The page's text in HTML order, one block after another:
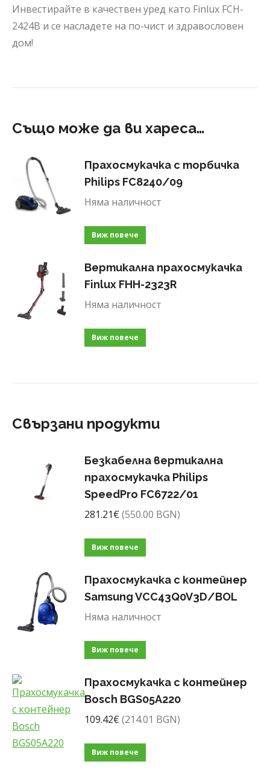
Инвестирайте в качествен уред като Finlux FCH-
2424B и се насладете на по-чист и здравословен
дом!
Също може да ви хареса…
Прахосмукачка с торбичка
Philips FC8240/09
Няма наличност
Виж повече
Вертикална прахосмукачка
Finlux FHH-2323R
Няма наличност
Виж повече
Свързани продукти
Безкабелна вертикална
прахосмукачка Philips
SpeedPro FC6722/01
281.21€ (550.00 BGN)
Виж повече
Прахосмукачка с контейнер
Samsung VCC43Q0V3D/BOL
Няма наличност
Виж повече
Прахосмукачка с контейнер
Bosch BGS05A220
109.42€ (214.01 BGN)
Виж повече